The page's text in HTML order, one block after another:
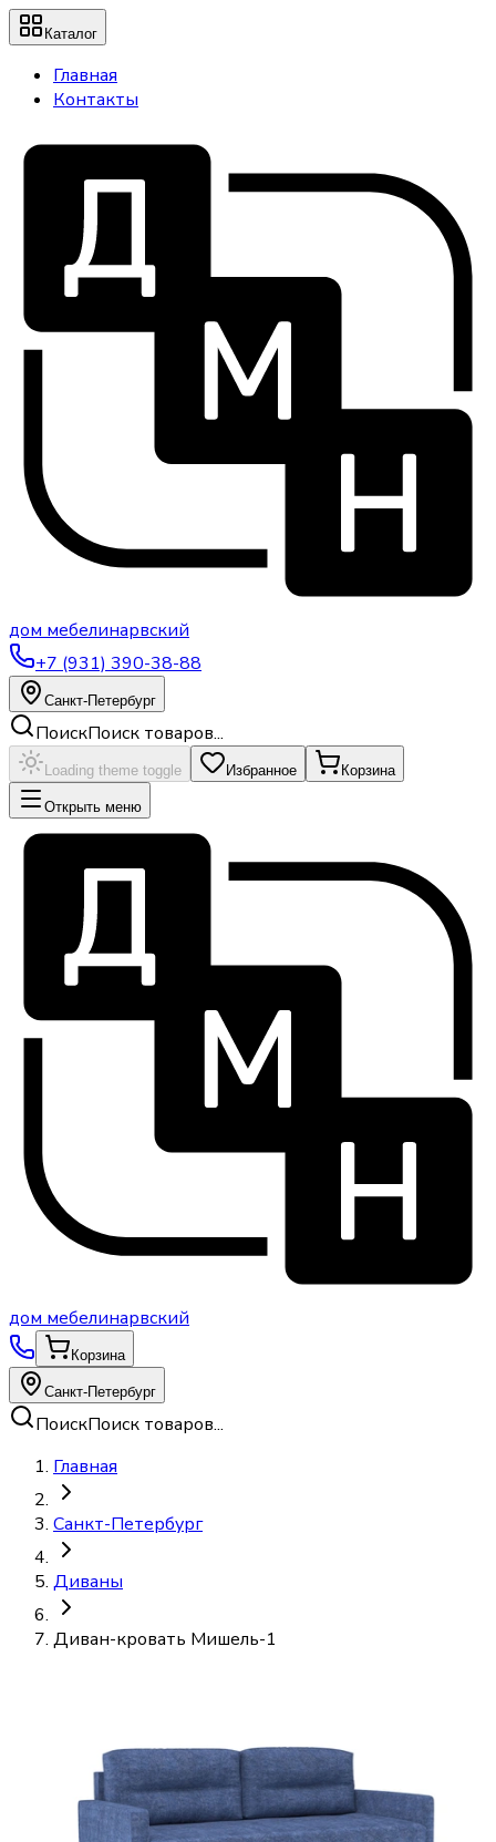
Каталог
Главная
Контакты
дом мебелинарвский
+7 (931) 390-38-88
Санкт-Петербург
ПоискПоиск товаров...
Loading theme toggle Избранное Корзина
Открыть меню
дом мебелинарвский
Корзина
Санкт-Петербург
ПоискПоиск товаров...
Главная
Санкт-Петербург
Диваны
Диван-кровать Мишель-1